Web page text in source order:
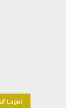
Lager